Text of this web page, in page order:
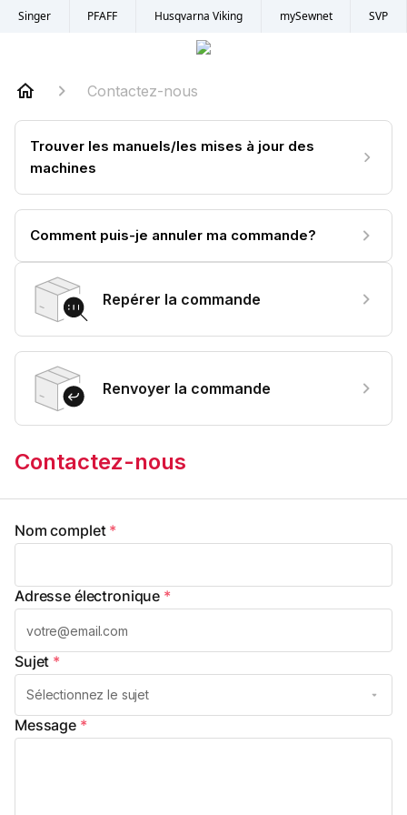
Singer PFAFF Husqvarna Viking mySewnet SVP
Contactez-nous
Trouver les manuels/les mises à jour des
machines
Comment puis-je annuler ma commande?
Repérer la commande
Renvoyer la commande
Contactez-nous
Nom complet *
Adresse électronique *
Sujet *
Message *